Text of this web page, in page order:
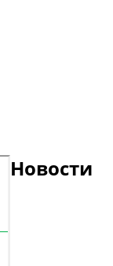
Новости